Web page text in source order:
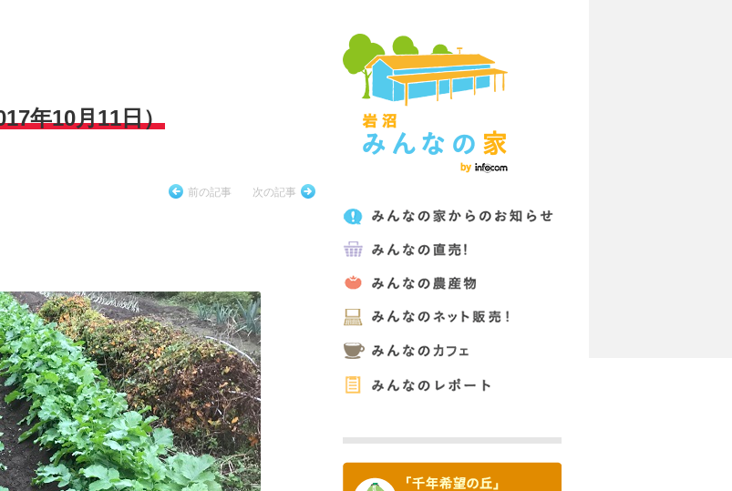
年10月11日）
前の記事 次の記事